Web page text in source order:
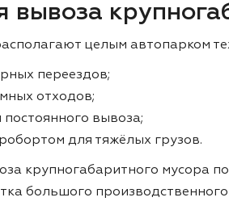
вывоза
целым автопарком
переездов;
отходов;
вывоза;
для тяжёлых грузов.
крупногабаритного мусора
большого